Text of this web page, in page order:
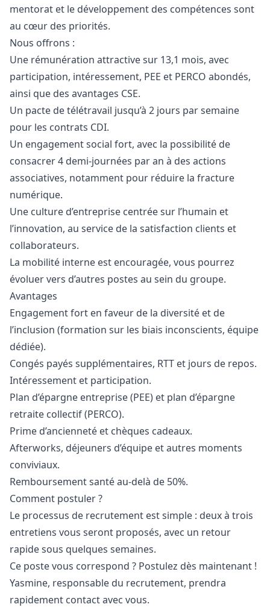
mentorat et le développement des compétences sont
au cœur des priorités.
Nous offrons :
Une rémunération attractive sur 13,1 mois, avec
participation, intéressement, PEE et PERCO abondés,
ainsi que des avantages CSE.
Un pacte de télétravail jusqu’à 2 jours par semaine
pour les contrats CDI.
Un engagement social fort, avec la possibilité de
consacrer 4 demi-journées par an à des actions
associatives, notamment pour réduire la fracture
numérique.
Une culture d’entreprise centrée sur l’humain et
l’innovation, au service de la satisfaction clients et
collaborateurs.
La mobilité interne est encouragée, vous pourrez
évoluer vers d’autres postes au sein du groupe.
Avantages
Engagement fort en faveur de la diversité et de
l’inclusion (formation sur les biais inconscients, équipe
dédiée).
Congés payés supplémentaires, RTT et jours de repos.
Intéressement et participation.
Plan d’épargne entreprise (PEE) et plan d’épargne
retraite collectif (PERCO).
Prime d’ancienneté et chèques cadeaux.
Afterworks, déjeuners d’équipe et autres moments
conviviaux.
Remboursement santé au-delà de 50%.
Comment postuler ?
Le processus de recrutement est simple : deux à trois
entretiens vous seront proposés, avec un retour
rapide sous quelques semaines.
Ce poste vous correspond ? Postulez dès maintenant !
Yasmine, responsable du recrutement, prendra
rapidement contact avec vous.